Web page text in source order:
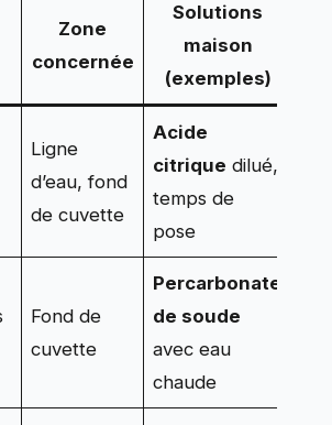
Zone
concernée
Solutions
maison
(exemples)
Ligne
d’eau, fond
de cuvette
Acide
citrique dilué,
temps de
pose
Fond de
cuvette
Percarbonate
de soude
avec eau
chaude